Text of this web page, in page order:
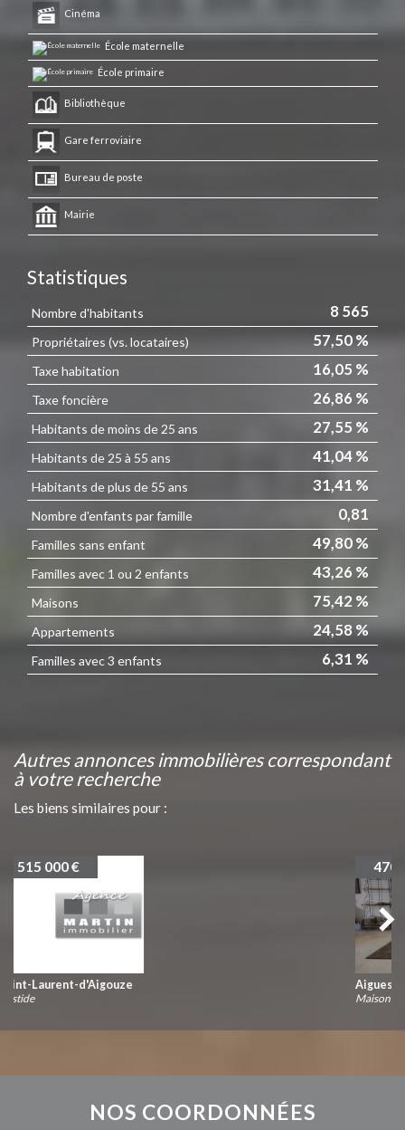
Cinéma
École maternelle
École primaire
Bibliothèque
Gare ferroviaire
Bureau de poste
Mairie
Statistiques
Nombre d'habitants 8 565
Propriétaires (vs. locataires) 57,50 %
Taxe habitation 16,05 %
Taxe foncière 26,86 %
Habitants de moins de 25 ans 27,55 %
Habitants de 25 à 55 ans 41,04 %
Habitants de plus de 55 ans 31,41 %
Nombre d'enfants par famille 0,81
Familles sans enfant 49,80 %
Familles avec 1 ou 2 enfants 43,26 %
Maisons 75,42 %
Appartements 24,58 %
Familles avec 3 enfants 6,31 %
autres annonces immobilières correspondant
à votre recherche
Les biens similaires pour :
NOS COORDONNÉES